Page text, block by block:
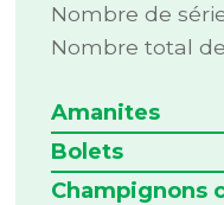
Nombre de
Nombre total
Amanites
Bolets
Champignons